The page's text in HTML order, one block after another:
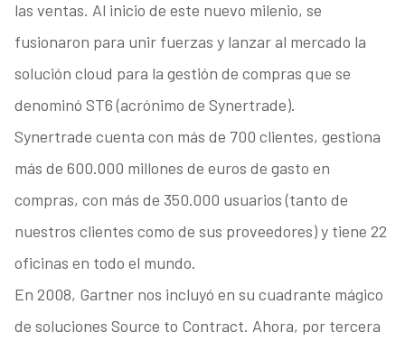
las ventas. Al inicio de este nuevo milenio, se
fusionaron para unir fuerzas y lanzar al mercado la
solución cloud para la gestión de compras que se
denominó ST6 (acrónimo de Synertrade).
Synertrade cuenta con más de 700 clientes, gestiona
más de 600.000 millones de euros de gasto en
compras, con más de 350.000 usuarios (tanto de
nuestros clientes como de sus proveedores) y tiene 22
oficinas en todo el mundo.
En 2008, Gartner nos incluyó en su cuadrante mágico
de soluciones Source to Contract. Ahora, por tercera